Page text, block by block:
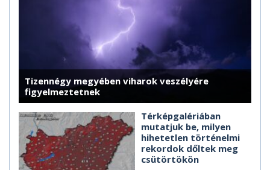
Tizennégy megyében viharok veszélyére
figyelmeztetnek
Térképgalériában
mutatjuk be, milyen
hihetetlen történelmi
rekordok dőltek meg
csütörtökön